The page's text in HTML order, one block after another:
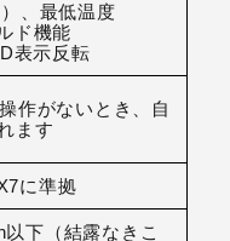
、最低温度
ド機能
表示反転
作がないとき、自
ます
に準拠
下（結露なきこ